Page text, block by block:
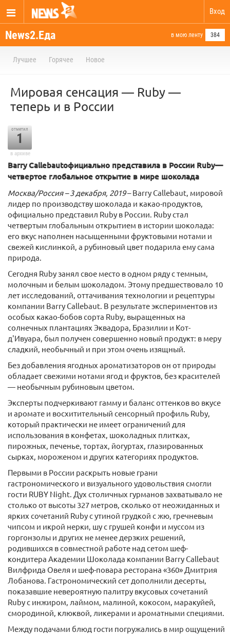
Вход
News2.Еда в мою ленту 384
Лучшее Горячее Новое
Мировая сенсация — Ruby —
теперь и в России
отметил
1
в архиве
BarryCallebautофициально представила в России Ruby—
четвертое глобальное открытие в мире шоколада
Москва/Россия – 3 декабря, 2019– Barry Callebaut, мировой
лидер по производству шоколада и какао-продуктов,
официально представил Ruby в России. Ruby стал
четвертым глобальным открытием в истории шоколада:
его вкус наполнен насыщенными фруктовыми нотами и
свежей кислинкой, а рубиновый цвет подарила ему сама
природа.
Сегодня Ruby занял свое место в одном ряду с темным,
молочным и белым шоколадом. Этому предшествовало 10
лет исследований, оттачивания технологии и рецептуры
компании Barry Callebaut. В результате экспериментов из
особых какао-бобов сорта Ruby, выращенных на
солнечных плантациях Эквадора, Бразилии и Кот-
д'Ивуара, был получен совершенно новый продукт: в меру
сладкий, необычный и при этом очень изящный.
Без добавления ягодных ароматизаторов он от природы
обладает свежими нотами ягод и фруктов, без красителей
— необычным рубиновым цветом.
Эксперты подчеркивают гамму и баланс оттенков во вкусе
и аромате и восхитительный сенсорный профиль Ruby,
который практически не имеет ограничений для
использования в конфетах, шоколадных плитках,
пирожных, печенье, тортах, йогуртах, глазированных
сырках, мороженом и других категориях продуктов.
Первыми в России раскрыть новые грани
гастрономического и визуального удовольствия смогли
гости RUBY Night. Дух столичных гурманов захватывало не
столько от высоты 327 метров, сколько от неожиданных и
ярких сочетаний Ruby с утиной грудкой с жю, гречневым
чипсом и икрой нерки, шу с грушей конфи и муссом из
горгонзолы и других не менее дерзких решений,
родившихся в совместной работе над сетом шеф-
кондитера Академии Шоколада компании Barry Callebaut
Вилфрида Овеля и шеф-повара ресторана «360» Дмитрия
Лобанова. Гастрономический сет дополнили десерты,
показавшие невероятную палитру вкусовых сочетаний
Ruby с инжиром, лаймом, малиной, кокосом, маракуйей,
смородиной, клюквой, ликерами и ароматными специями.
Между подачами блюд гости погружались в мир ощущений